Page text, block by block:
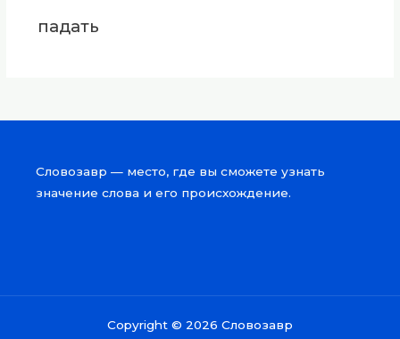
падать
Словозавр — место, где вы сможете узнать
значение слова и его происхождение.
Copyright © 2026 Словозавр